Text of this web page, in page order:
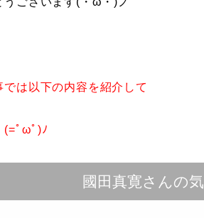
では以下の内容を紹介して
(=ﾟωﾟ)ﾉ
國田真寛さんの